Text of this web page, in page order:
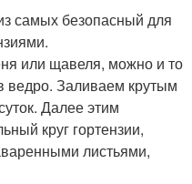
самых безопасный для
или щавеля, можно и то
ведро. Заливаем крутым
Далее этим
круг гортензии,
листьями,